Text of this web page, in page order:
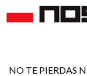
NO TE PIERDAS